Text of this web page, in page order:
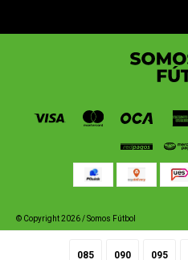
085 090 095
© Copyright 2026 / Somos Fútbol